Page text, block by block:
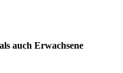
auch Erwachsene